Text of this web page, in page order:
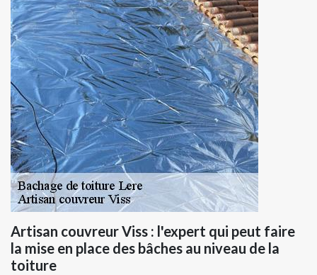
Artisan couvreur Viss : l'expert qui peut faire
la mise en place des bâches au niveau de la
toiture